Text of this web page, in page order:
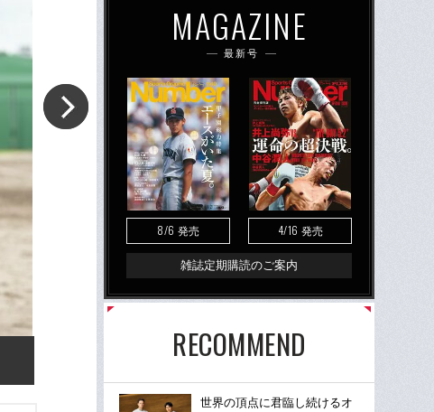
MAGAZINE
最新号
8/6 発売 4/16 発売
雑誌定期購読のご案内
RECOMMEND
世界の頂点に君臨し続けるオ